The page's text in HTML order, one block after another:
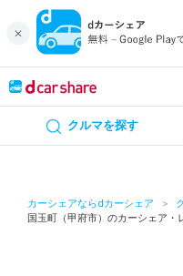
クルマを探す
カーシェアならdカーシェア
国玉町（甲府市）のカーシェア・
カーシ